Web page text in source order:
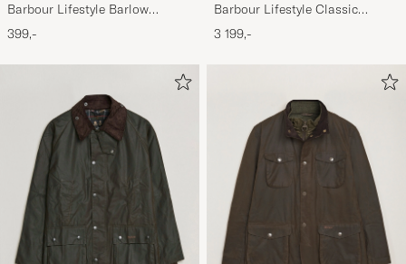
Barbour Lifestyle Barlow
Herringbone Cap Olive
399,-
Barbour Lifestyle Classic
Beaufort Jacket Olive
3 199,-